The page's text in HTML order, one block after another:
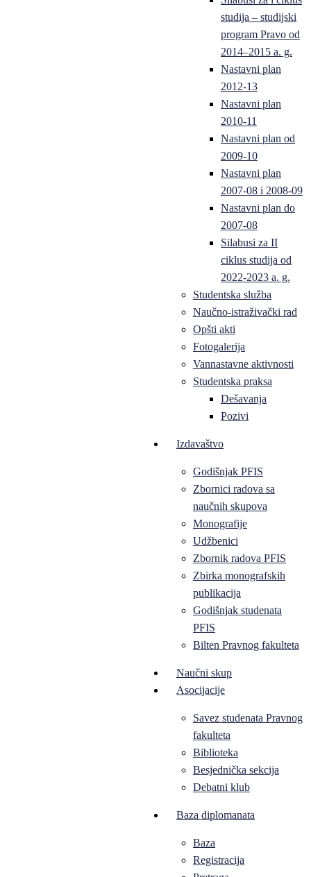
studija – studijski
program Pravo od
2014–2015 a. g.
Nastavni plan
2012-13
Nastavni plan
2010-11
Nastavni plan od
2009-10
Nastavni plan
2007-08 i 2008-09
Nastavni plan do
2007-08
Silabusi za II
ciklus studija od
2022-2023 a. g.
Studentska služba
Naučno-istraživački rad
Opšti akti
Fotogalerija
Vannastavne aktivnosti
Studentska praksa
Dešavanja
Pozivi
Izdavaštvo
Godišnjak PFIS
Zbornici radova sa
naučnih skupova
Monografije
Udžbenici
Zbornik radova PFIS
Zbirka monografskih
publikacija
Godišnjak studenata
PFIS
Bilten Pravnog fakulteta
Naučni skup
Asocijacije
Savez studenata Pravnog
fakulteta
Biblioteka
Besjednička sekcija
Debatni klub
Baza diplomanata
Baza
Registracija